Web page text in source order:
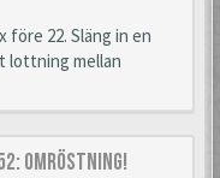
22. Släng in en
lottning mellan
Omröstning!